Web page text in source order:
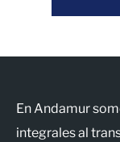
En Andamur
integrales al